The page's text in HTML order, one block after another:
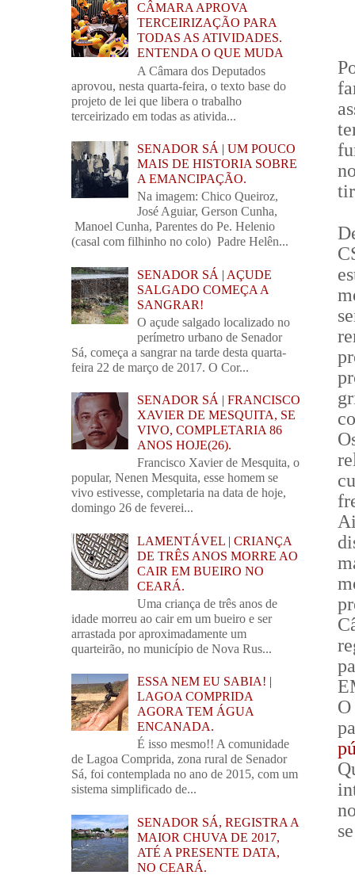
CÂMARA APROVA
TERCEIRIZAÇÃO PARA
TODAS AS ATIVIDADES.
ENTENDA O QUE MUDA
A Câmara dos Deputados
aprovou, nesta quarta-feira, o texto base do
projeto de lei que libera o trabalho
terceirizado em todas as ativida...
SENADOR SÁ | UM POUCO
MAIS DE HISTORIA SOBRE
A EMANCIPAÇÃO.
Na imagem: Chico Queiroz,
José Aguiar, Gerson Cunha,
Manoel Cunha, Parentes do Pe. Helenio
(casal com filhinho no colo) Padre Helên...
SENADOR SÁ | AÇUDE
SALGADO COMEÇA A
SANGRAR!
O açude salgado localizado no
perímetro urbano de Senador
Sá, começa a sangrar na tarde desta quarta-
feira 22 de março de 2017. O Cor...
SENADOR SÁ | FRANCISCO
XAVIER DE MESQUITA, SE
VIVO, COMPLETARIA 86
ANOS HOJE(26).
Francisco Xavier de Mesquita, o
popular, Nenen Mesquita, esse homem se
vivo estivesse, completaria na data de hoje,
domingo 26 de feverei...
LAMENTÁVEL | CRIANÇA
DE TRÊS ANOS MORRE AO
CAIR EM BUEIRO NO
CEARÁ.
Uma criança de três anos de
idade morreu ao cair em um bueiro e ser
arrastada por aproximadamente um
quarteirão, no município de Nova Rus...
ESSA NEM EU SABIA! |
LAGOA COMPRIDA
AGORA TEM ÁGUA
ENCANADA.
É isso mesmo!! A comunidade
de Lagoa Comprida, zona rural de Senador
Sá, foi contemplada no ano de 2015, com um
sistema simplificado de...
SENADOR SÁ, REGISTRA A
MAIOR CHUVA DE 2017,
ATÉ A PRESENTE DATA,
NO CEARÁ.